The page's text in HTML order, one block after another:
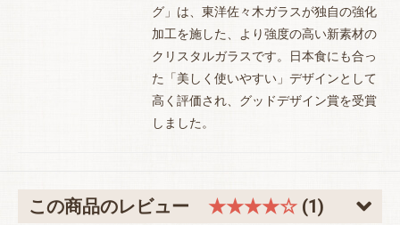
グ」は、東洋佐々木ガラスが独自の強化
加工を施した、より強度の高い新素材の
クリスタルガラスです。日本食にも合っ
た「美しく使いやすい」デザインとして
高く評価され、グッドデザイン賞を受賞
しました。
この商品のレビュー ★★★★☆ (1)